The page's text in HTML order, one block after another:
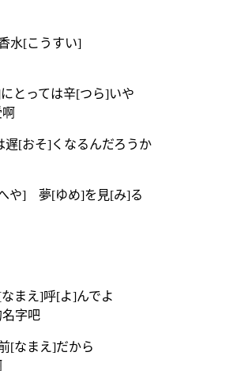
水[こうすい]
とっては辛[つら]いや
[おそ]くなるんだろうか
や] 夢[ゆめ]を見[み]る
まえ]呼[よ]んでよ
字吧
[なまえ]だから